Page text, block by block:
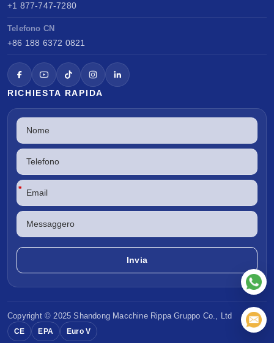
+1 877-747-7280
Telefono CN
+86 188 6372 0821
RICHIESTA RAPIDA
*
Copyright © 2025 Shandong Macchine RippaGruppo Co., Ltd
CE EPA Euro V